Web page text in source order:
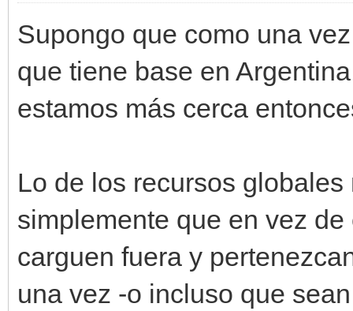
self.imagen =
,self.y)
Supongo que como una
que tiene base en
estamos más cerca
Lo de los recursos
simplemente que en vez
carguen fuera y
una vez -o incluso que